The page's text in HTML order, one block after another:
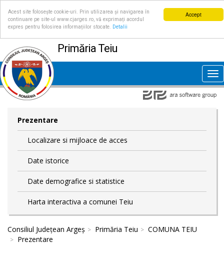
Accept
Acest site folosește cookie-uri. Prin utilizarea și navigarea în
continuare pe site-ul www.cjarges.ro, vă exprimați acordul
expres pentru folosirea informațiilor stocate.
Detalii
Primăria Teiu
Prezentare
Localizare si mijloace de acces
Date istorice
Date demografice si statistice
Harta interactiva a comunei Teiu
Consiliul Județean Argeș Primăria Teiu
COMUNA TEIU
Prezentare